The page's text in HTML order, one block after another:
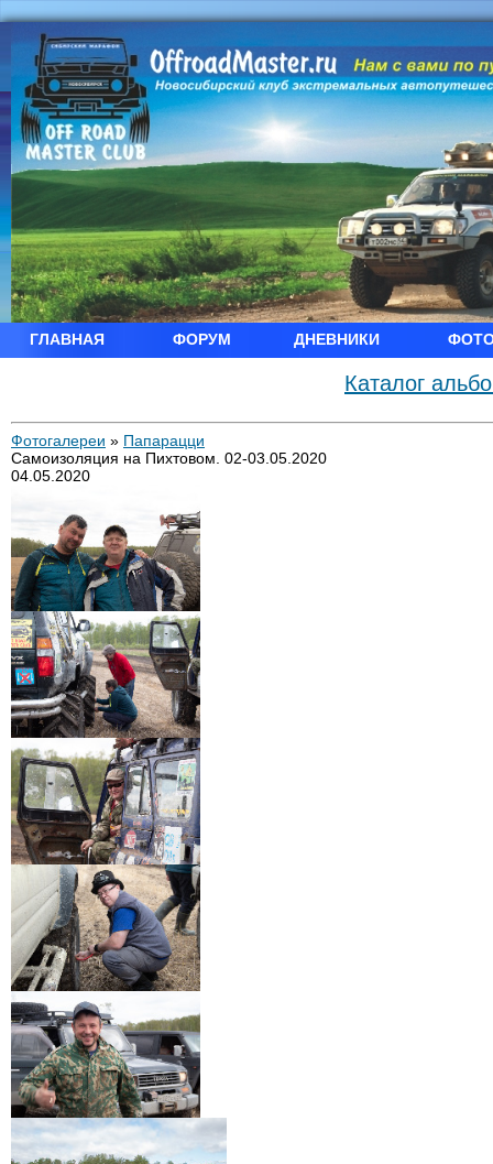
ГЛАВНАЯ ФОРУМ ДНЕВНИКИ
Каталог
Фотогалереи » Папарацци
Самоизоляция на Пихтовом. 02-03.05.2020
04.05.2020